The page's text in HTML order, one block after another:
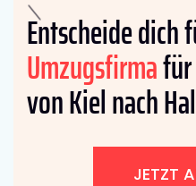
Entscheide dich
Umzugsfirma
von Kiel nach
JETZT